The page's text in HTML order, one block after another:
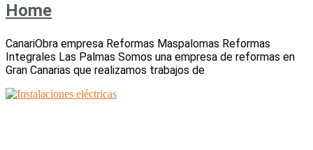
Home
CanariObra empresa Reformas Maspalomas Reformas
Integrales Las Palmas Somos una empresa de reformas en
Gran Canarias que realizamos trabajos de